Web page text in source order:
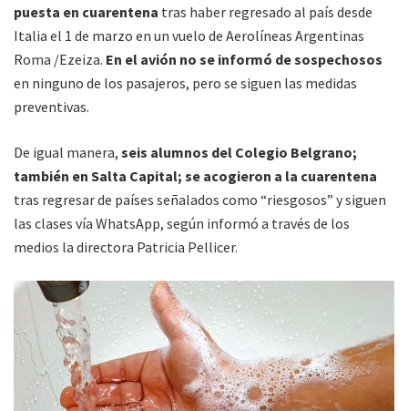
puesta en cuarentena tras haber regresado al país desde
Italia el 1 de marzo en un vuelo de Aerolíneas Argentinas
Roma /Ezeiza. En el avión no se informó de sospechosos
en ninguno de los pasajeros, pero se siguen las medidas
preventivas.
De igual manera, seis alumnos del Colegio Belgrano;
también en Salta Capital; se acogieron a la cuarentena
tras regresar de países señalados como “riesgosos” y siguen
las clases vía WhatsApp, según informó a través de los
medios la directora Patricia Pellicer.